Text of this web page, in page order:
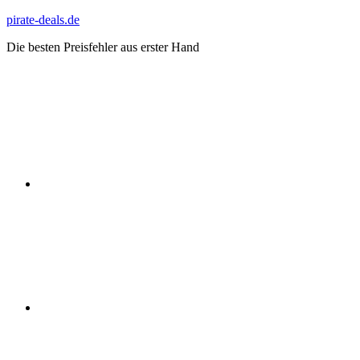
Zum
springen
pirate-deals.de
Die besten Preisfehler aus erster Hand